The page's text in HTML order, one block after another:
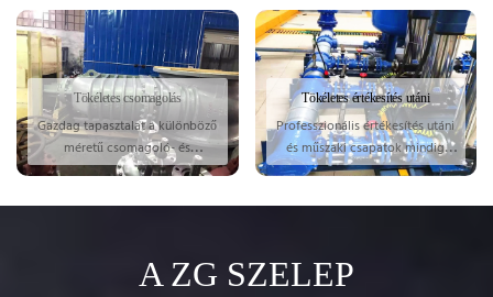
Tökéletes csomagolás
Gazdagtapasztalat akülönböző
méretű csomagoló- és
szállítószelepek terén.
Tökéletes értékesítés utáni
Professzionális értékesítés utáni
és műszaki csapatok mindig
készen állnak az Ön
A ZG SZELEP